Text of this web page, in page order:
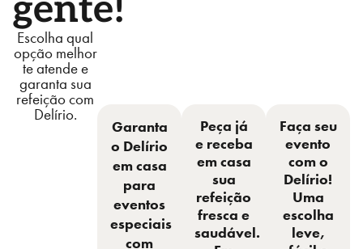
Garanta
o Delírio
em casa
para
eventos
especiais
com
Peça já
e receba
em casa
sua
refeição
fresca e
saudável.
Faça seu
evento
com o
Delírio!
Uma
escolha
leve,
gente!
Escolha qual
opção melhor
te atende e
garanta sua
refeição com
Delírio.